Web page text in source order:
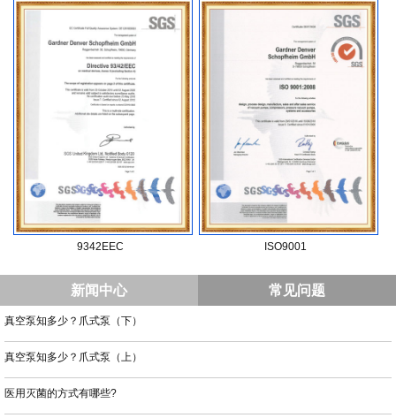
9342EEC ISO9001
新闻中心 常见问题
真空泵知多少？爪式泵（下）
真空泵知多少？爪式泵（上）
医用灭菌的方式有哪些?